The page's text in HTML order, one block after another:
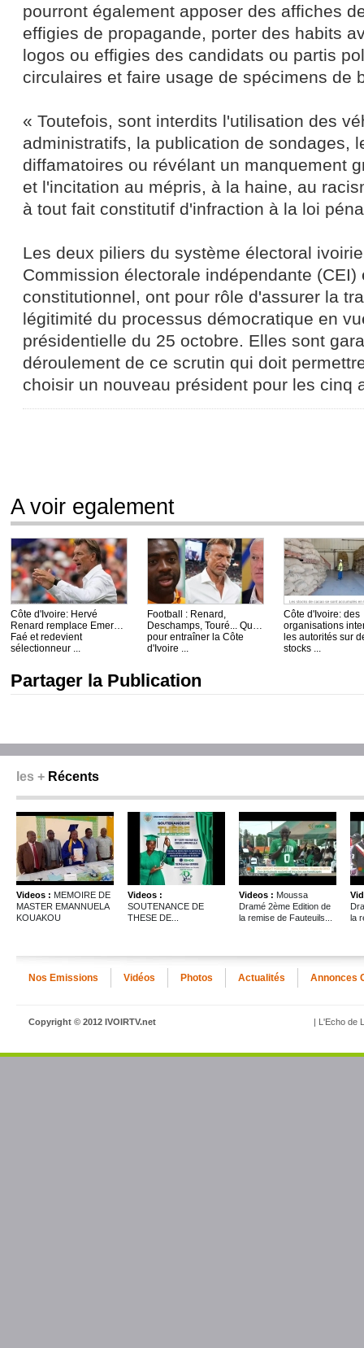
pourront également apposer des affiches
effigies de propagande, porter des habits
logos ou effigies des candidats ou partis
circulaires et faire usage de spécimens de
« Toutefois, sont interdits l'utilisation des
administratifs, la publication de sondages,
diffamatoires ou révélant un manquement
et l'incitation au mépris, à la haine, au
à tout fait constitutif d'infraction à la loi
Les deux piliers du système électoral
Commission électorale indépendante (CEI)
constitutionnel, ont pour rôle d'assurer la
légitimité du processus démocratique en
présidentielle du 25 octobre. Elles sont
déroulement de ce scrutin qui doit
choisir un nouveau président pour les cinq
A voir egalement
Côte d'Ivoire: Hervé
Renard remplace Emerse
Faé et redevient
sélectionneur ...
Football : Renard,
Deschamps, Touré... Qui
pour entraîner la Côte
d'Ivoire ...
Côte d'Ivoire: des
organisations
les autorités sur
stocks ...
Partager la Publication
les + Récents
Videos : MEMOIRE DE
MASTER EMANNUELA
KOUAKOU
Videos :
SOUTENANCE DE
THESE DE...
Videos : Moussa
Dramé 2ème Edition de
la remise de Fauteuils...
la
Nos Emissions Vidéos Photos Actualités Annonces
Copyright © 2012 IVOIRTV.net | L'Echo de